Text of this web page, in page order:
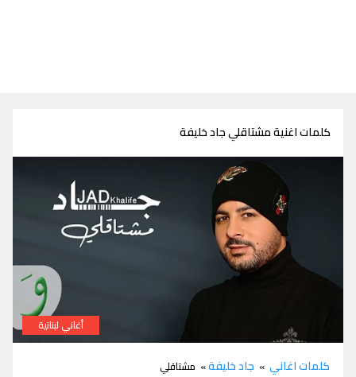
كلمات اغنية مشتاقلي جاد خليفة
أغاني لبنانية
كلمات اغاني » جاد خليفة» مشتاقلي